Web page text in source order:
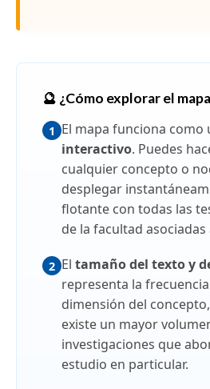
🔮 ¿Cómo explorar el
1 El mapa funciona como
interactivo. Puedes
cualquier concepto o
desplegar
flotante con todas las
de la facultad
2 El tamaño del texto y
representa la
dimensión del
existe un mayor
investigaciones que
estudio en particular.